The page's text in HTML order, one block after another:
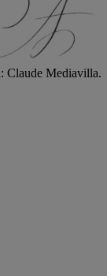
Claude Mediavilla.